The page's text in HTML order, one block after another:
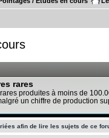
rares
produites à moins de
un chiffre de production
afin de lire les sujets de ce